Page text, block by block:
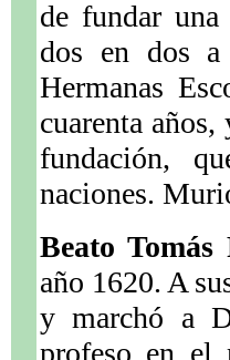
de fundar una
dos en dos a
Hermanas
cuarenta
fundación,
naciones.
Beato Tomás
año 1620. A
y marchó a
profeso en el